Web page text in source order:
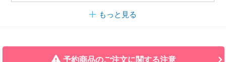
もっと見る
予約商品のご注文に関する注意